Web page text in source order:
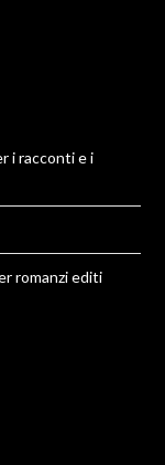
i racconti e i
romanzi editi